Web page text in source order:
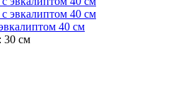
40 см
30 см